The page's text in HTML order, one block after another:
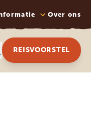
Over ons
REISVOORSTEL